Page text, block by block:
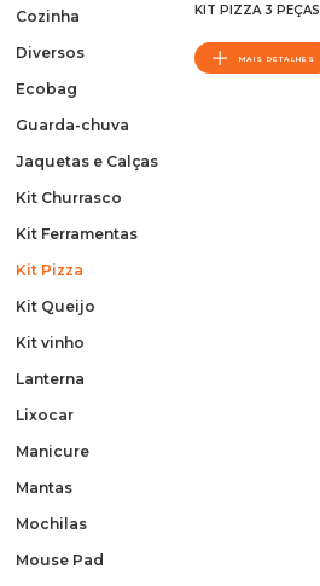
Cozinha
Diversos
Ecobag
Guarda-chuva
Jaquetas e Calças
Kit Churrasco
Kit Ferramentas
Kit Pizza
Kit Queijo
Kit vinho
Lanterna
Lixocar
Manicure
Mantas
Mochilas
Mouse Pad
KIT PIZZA 3 PEÇAS
MAIS DETALHES